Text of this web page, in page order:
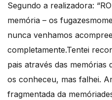
Segundo a realizadora:
memória – os
nunca venhamos
completamente.Tentei
pais através das memórias
os conheceu, mas falhei.
fragmentada da